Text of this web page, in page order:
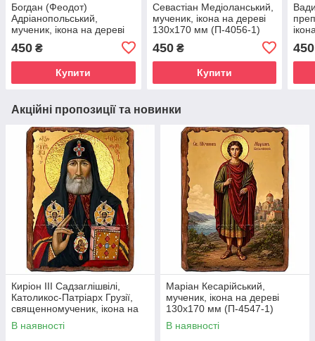
Богдан (Феодот)
Адріанопольський,
мученик, ікона на дереві
450 ₴
Купити
Севастіан Медіоланський,
мученик, ікона на дереві
130х170 мм (П-4056-1)
450₴
Купити
450
Акційні пропозиції та новинки
Киріон III Садзаглішвілі,
Католикос-Патріарх Грузії,
священномученик, ікона на
дереві 130х170 мм (П-4544-
1)
В наявності
Маріан Кесарійський,
мученик, ікона на дереві
130х170 мм (П-4547-1)
В наявності